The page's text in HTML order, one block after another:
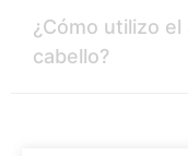
¿Cómo utilizo
cabello?